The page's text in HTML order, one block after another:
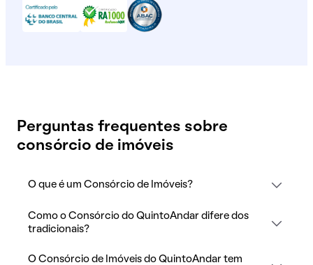
Perguntas frequentes sobre
consórcio de imóveis
O que é um Consórcio de Imóveis?
Como o Consórcio do QuintoAndar difere dos
tradicionais?
O Consórcio de Imóveis do QuintoAndar tem